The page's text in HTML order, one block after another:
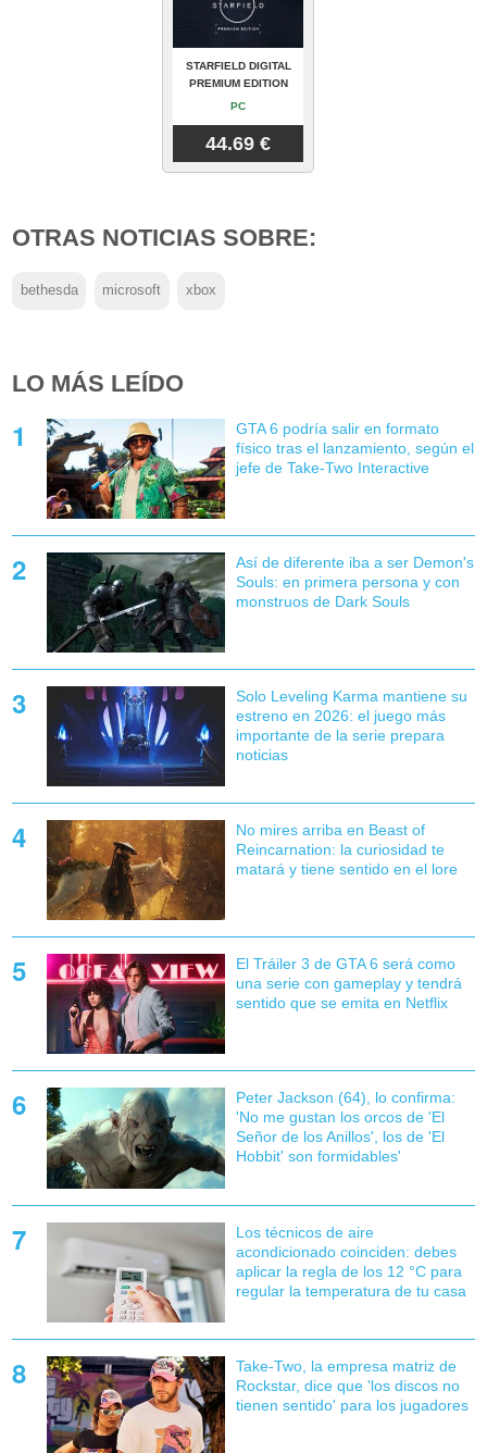
STARFIELD DIGITAL
PREMIUM EDITION
PC
44.69 €
OTRAS NOTICIAS SOBRE:
bethesda microsoft xbox
LO MÁS LEÍDO
GTA 6 podría salir en formato
físico tras el lanzamiento, según el
jefe de Take-Two Interactive
Así de diferente iba a ser Demon's
Souls: en primera persona y con
monstruos de Dark Souls
Solo Leveling Karma mantiene su
estreno en 2026: el juego más
importante de la serie prepara
noticias
No mires arriba en Beast of
Reincarnation: la curiosidad te
matará y tiene sentido en el lore
El Tráiler 3 de GTA 6 será como
una serie con gameplay y tendrá
sentido que se emita en Netflix
Peter Jackson (64), lo confirma:
'No me gustan los orcos de 'El
Señor de los Anillos', los de 'El
Hobbit' son formidables'
Los técnicos de aire
acondicionado coinciden: debes
aplicar la regla de los 12 °C para
regular la temperatura de tu casa
Take-Two, la empresa matriz de
Rockstar, dice que 'los discos no
tienen sentido' para los jugadores